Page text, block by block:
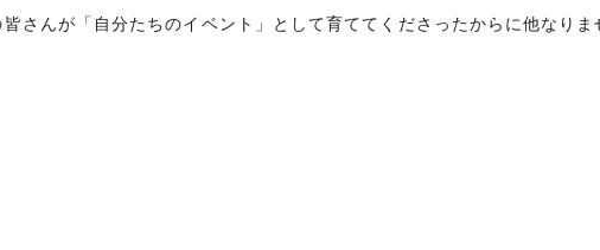
さんが「自分たちのイベント」として育ててくださったからに他なりま